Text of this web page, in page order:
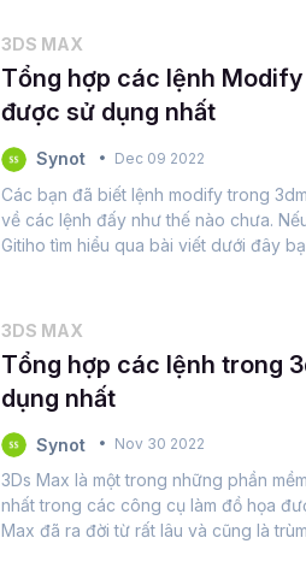
3DS MAX
Tổng hợp các lệnh
được sử dụng nhất
Synot Dec 09 2022
Các bạn đã biết lệnh modify trong
về các lệnh đấy như thế nào chưa.
Gitiho tìm hiểu qua bài viết dưới đây
3DS MAX
Tổng hợp các lệnh trong
dụng nhất
Synot Nov 30 2022
3Ds Max là một trong những phần
nhất trong các công cụ làm đồ họa
Max đã ra đời từ rất lâu và cũng là